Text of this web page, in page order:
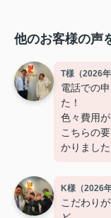
他のお客様の声
T様（2026年
電話での
た！
色々費用
こちらの
かりました
K様（2026年
こだわり